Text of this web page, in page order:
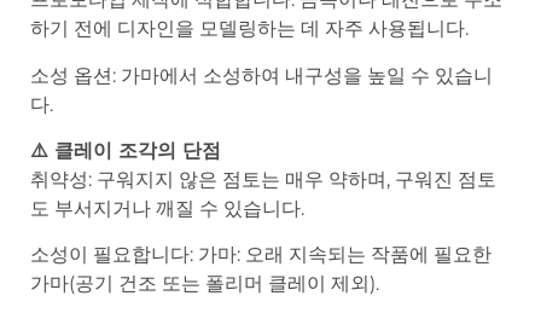
하기 전에 디자인을 모델링하는 데 자주 사용됩니다.
소성 옵션: 가마에서 소성하여 내구성을 높일 수 있습니
다.
⚠️ 클레이 조각의 단점
취약성: 구워지지 않은 점토는 매우 약하며, 구워진 점토
도 부서지거나 깨질 수 있습니다.
소성이 필요합니다: 가마: 오래 지속되는 작품에 필요한
가마(공기 건조 또는 폴리머 클레이 제외).